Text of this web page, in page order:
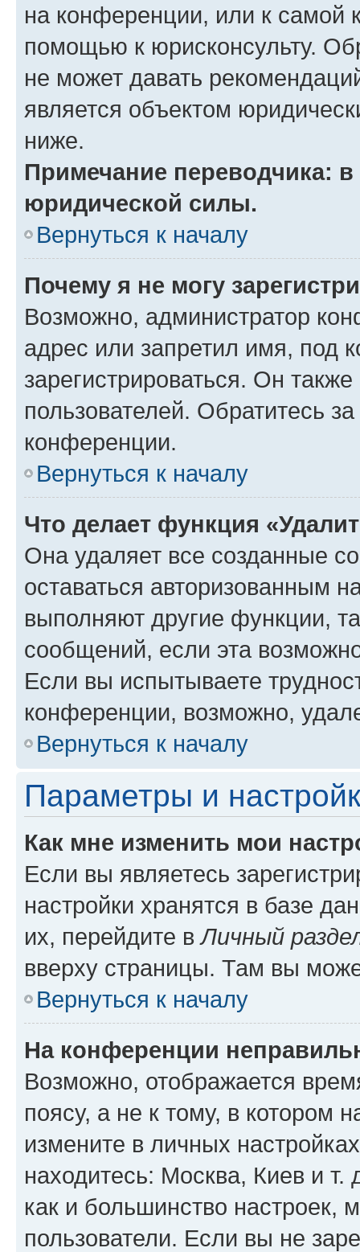
на конференции, или к самой
помощью к юрисконсульту.
не может давать
является объектом
ниже.
Примечание переводчика:
юридической силы.
Вернуться к началу
Почему я не могу
Возможно, администратор
адрес или запретил имя, под
зарегистрироваться. Он
пользователей. Обратитесь
конференции.
Вернуться к началу
Что делает функция
Она удаляет все созданные
оставаться авторизованным
выполняют другие функции,
сообщений, если эта
Если вы испытываете
конференции, возможно,
Вернуться к началу
Параметры и
Как мне изменить мои
Если вы являетесь
настройки хранятся в базе
их, перейдите вЛичный
вверху страницы. Там вы
Вернуться к началу
На конференции
Возможно, отображается
поясу, а не к тому, в котором
измените в личных
находитесь: Москва, Киев и т.
как и большинство настроек,
пользователи. Если вы не